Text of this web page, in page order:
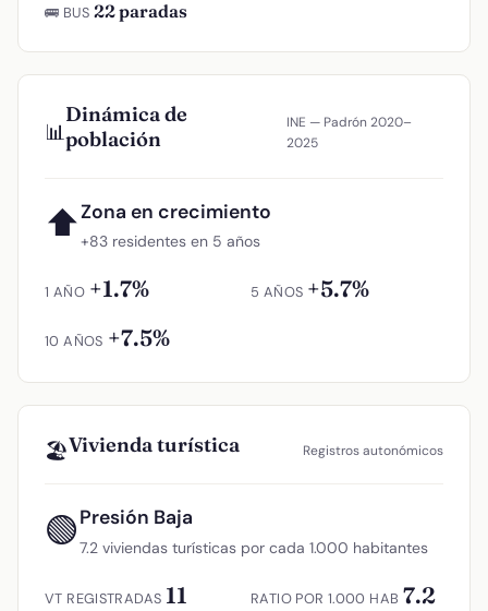
🚌 BUS 22 paradas
📊
Dinámica de
población
INE — Padrón 2020–
2025
⬆Zona en crecimiento
+83 residentes en 5 años
1 AÑO +1.7% 5 AÑOS +5.7%
10 AÑOS +7.5%
🏖️Vivienda turística Registros autonómicos
🟢Presión Baja
7.2 viviendas turísticas por cada 1.000 habitantes
VT REGISTRADAS 11 RATIO POR 1.000 HAB 7.2